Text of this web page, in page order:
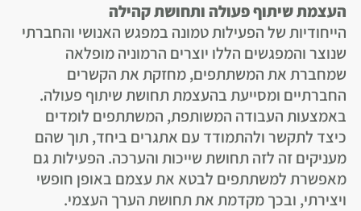
העצמת שיתוף פעולה ותחושת קהילה
הייחודיות של הפעילות טמונה במפגש האנושי והחברתי
שנוצר והמפגשים הללו יוצרים הרמוניה מופלאה
שמחברת את המשתתפים, מחזקת את הקשרים
החברתיים ומסייעת בהעצמת תחושת שיתוף פעולה.
באמצעות העבודה המשותפת, המשתתפים לומדים
כיצד לתקשר ולהתמודד עם אתגרים ביחד, תוך שהם
מעניקים זה לזה תחושת שייכות והערכה. הפעילות גם
מאפשרת למשתתפים לבטא את עצמם באופן חופשי
ויצירתי, ובכך מקדמת את תחושת הערך העצמי.